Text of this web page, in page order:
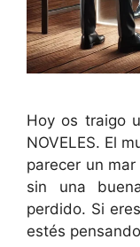
Hoy os traigo
NOVELES. El
parecer un
sin una
perdido. Si
estés